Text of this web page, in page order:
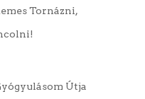
Tornázni,
Útja